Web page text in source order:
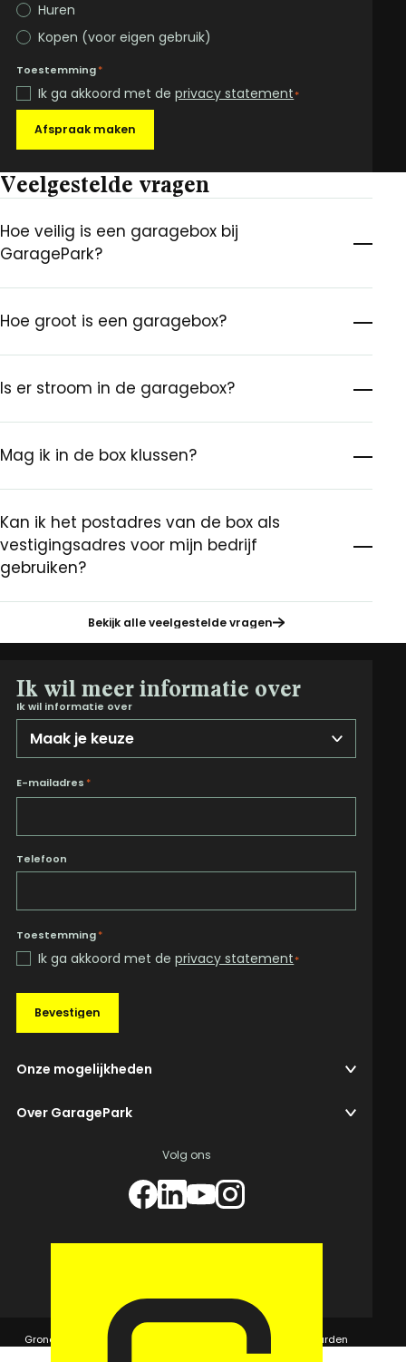
Huren
Kopen (voor eigen gebruik)
Toestemming*
Ik ga akkoord met deprivacy statement*
Afspraak maken
Veelgestelde vragen
Hoe veilig is een garagebox bij
GaragePark?
Hoe groot is een garagebox?
Is er stroom in de garagebox?
Mag ik in de box klussen?
Kan ik het postadres van de box als
vestigingsadres voor mijn bedrijf
gebruiken?
Bekijk alle veelgestelde vragen
Ik wil meer informatie over
Ik wil informatie over
E-mailadres *
Telefoon
Toestemming*
Ik ga akkoord met deprivacy statement*
Bevestigen
Onze mogelijkheden
Over GaragePark
Volg ons
© 2026 GaragePark.
Grondposities
365Beheer & GaragePark Algemene voorwaarden